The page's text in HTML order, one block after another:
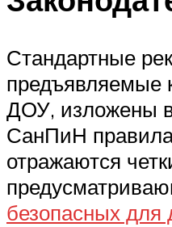
Стандартные
предъявляемые
ДОУ, изложены
СанПиН
отражаются
безопасных для